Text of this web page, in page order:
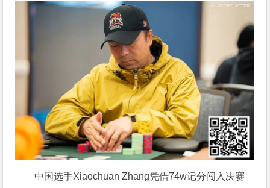
中国选手Xiaochuan Zhang凭借74w记分闯入决赛